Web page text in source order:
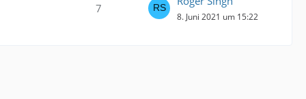
7
8. Juni 2021 um 15:22